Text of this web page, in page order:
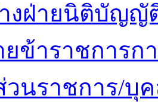
งฝ่ายนิติบัญญั
ข้าราชการกา
นราชการ/บุ